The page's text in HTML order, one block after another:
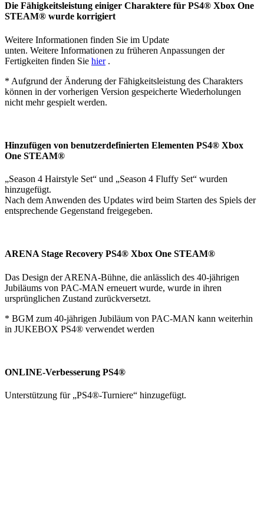
Die Fähigkeitsleistung einiger Charaktere für PS4® Xbox One
STEAM® wurde korrigiert
Weitere Informationen finden Sie im Update
unten. Weitere Informationen zu früheren Anpassungen der
Fertigkeiten finden Sie hier.
* Aufgrund der Änderung der Fähigkeitsleistung des Charakters
können in der vorherigen Version gespeicherte Wiederholungen
nicht mehr gespielt werden.
Hinzufügen von benutzerdefinierten Elementen PS4® Xbox
One STEAM®
„Season 4 Hairstyle Set“ und „Season 4 Fluffy Set“ wurden
hinzugefügt.
Nach dem Anwenden des Updates wird beim Starten des Spiels der
entsprechende Gegenstand freigegeben.
ARENA Stage Recovery PS4® Xbox One STEAM®
Das Design der ARENA-Bühne, die anlässlich des 40-jährigen
Jubiläums von PAC-MAN erneuert wurde, wurde in ihren
ursprünglichen Zustand zurückversetzt.
* BGM zum 40-jährigen Jubiläum von PAC-MAN kann weiterhin
in JUKEBOX PS4® verwendet werden
ONLINE-Verbesserung PS4®
Unterstützung für „PS4®-Turniere“ hinzugefügt.